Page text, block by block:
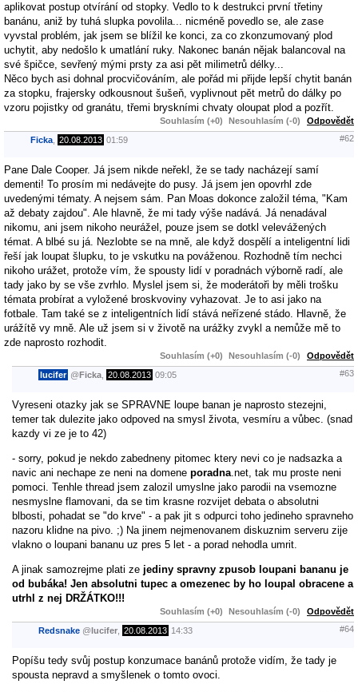
aplikovat postup otvírání od stopky. Vedlo to k destrukci první třetiny
banánu, aniž by tuhá slupka povolila... nicméně povedlo se, ale zase
vyvstal problém, jak jsem se blížil ke konci, za co zkonzumovaný plod
uchytit, aby nedošlo k umatlání ruky. Nakonec banán nějak balancoval na
své špičce, sevřený mými prsty za asi pět milimetrů délky...
Něco bych asi dohnal procvičováním, ale pořád mi přijde lepší chytit banán
za stopku, frajersky odkousnout šušeň, vyplivnout pět metrů do dálky po
vzoru pojistky od granátu, třemi bryskními chvaty oloupat plod a pozřít.
Souhlasím (+0) Nesouhlasím (-0) Odpovědět
Ficka 20.08.2013 01:59 #62
Pane Dale Cooper. Já jsem nikde neřekl, že se tady nacházejí samí
dementi! To prosím mi nedávejte do pusy. Já jsem jen opovrhl zde
uvedenými tématy. A nejsem sám. Pan Moas dokonce založil téma, "Kam
až debaty zajdou". Ale hlavně, že mi tady výše nadává. Já nenadával
nikomu, ani jsem nikoho neurážel, pouze jsem se dotkl velevážených
témat. A blbé su já. Nezlobte se na mně, ale když dospělí a inteligentní lidi
řeší jak loupat šlupku, to je vskutku na pováženou. Rozhodně tím nechci
nikoho urážet, protože vím, že spousty lidí v poradnách výborně radí, ale
tady jako by se vše zvrhlo. Myslel jsem si, že moderátoři by měli trošku
témata probírat a vyložené broskvoviny vyhazovat. Je to asi jako na
fotbale. Tam také se z inteligentních lidí stává neřízené stádo. Hlavně, že
urážítě vy mně. Ale už jsem si v životě na urážky zvykl a nemůže mě to
zde naprosto rozhodit.
Souhlasím (+0) Nesouhlasím (-0) Odpovědět
lucifer @ Ficka 20.08.2013 09:05 #63
Vyreseni otazky jak se SPRAVNE loupe banan je naprosto stezejni,
temer tak dulezite jako odpoved na smysl života, vesmíru a vůbec. (snad
kazdy vi ze je to 42)
- sorry, pokud je nekdo zabedneny pitomec ktery nevi co je nadsazka a
navic ani nechape ze neni na domene poradna .net, tak mu proste neni
pomoci. Tenhle thread jsem zalozil umyslne jako parodii na vsemozne
nesmyslne flamovani, da se tim krasne rozvijet debata o absolutni
blbosti, pohadat se "do krve" - a pak jit s odpurci toho jedineho spravneho
nazoru klidne na pivo. ;) Na jinem nejmenovanem diskuznim serveru zije
vlakno o loupani bananu uz pres 5 let - a porad nehodla umrit.
A jinak samozrejme plati ze jediny spravny zpusob loupani bananu je
od bubáka! Jen absolutni tupec a omezenec by ho loupal obracene a
utrhl z nej DRŽÁTKO!!!
Souhlasím (+0) Nesouhlasím (-0) Odpovědět
Redsnake @ lucifer 20.08.2013 14:33 #64
Popíšu tedy svůj postup konzumace banánů protože vidím, že tady je
spousta nepravd a smyšlenek o tomto ovoci.